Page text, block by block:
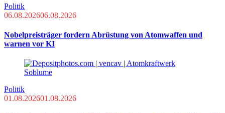
Politik
06.08.202606.08.2026
Nobelpreisträger fordern Abrüstung von Atomwaffen und
warnen vor KI
Politik
01.08.202601.08.2026